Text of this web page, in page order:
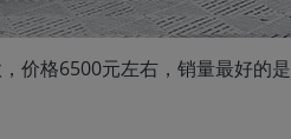
价格6500元左右，销量最好的是